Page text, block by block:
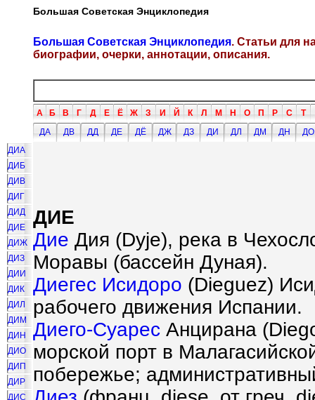
Большая Советская Энциклопедия
Большая Советская Энциклопедия. Статьи для
биографии, очерки, аннотации, описания.
А Б В Г Д Е Ё Ж З И Й К Л М Н О П Р С Т
ДА
ДВ ДД ДЕ ДЁ ДЖ ДЗ ДИ ДЛ ДМ ДН
ДО
ДИА
ДИБ
ДИВ
ДИГ
ДИД
ДИЕ
ДИЖ
ДИЗ
ДИИ
ДИК
ДИЛ
ДИМ
ДИН
ДИО
ДИП
ДИР
ДИС
ДИЕ
Дие Дия (Dyje), река в
Моравы (бассейн Дуная).
Диегес Исидоро (Dieguez)
рабочего движения Испании.
Диего-Суарес Анцирана
морской порт в
побережье;